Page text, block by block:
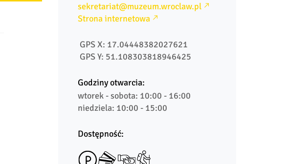
sekretariat@muzeum.wroclaw.pl
Strona internetowa
GPS X: 17.04448382027621
GPS Y: 51.108303818946425
Godziny otwarcia:
wtorek - sobota: 10:00 - 16:00
niedziela: 10:00 - 15:00
Dostępność: